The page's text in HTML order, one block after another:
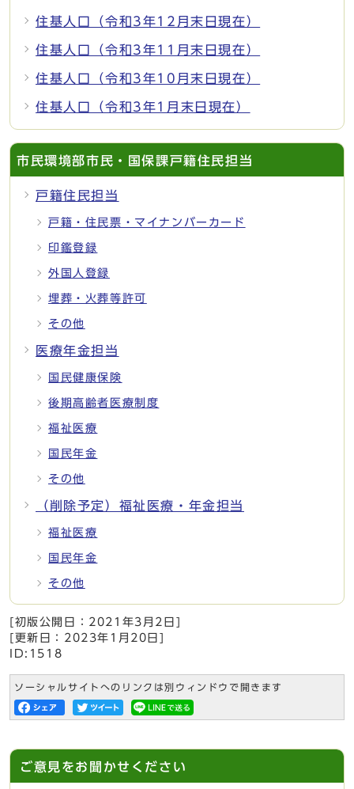
住基人口（令和3年12月末日現在）
住基人口（令和3年11月末日現在）
住基人口（令和3年10月末日現在）
住基人口（令和3年1月末日現在）
市民環境部市民・国保課戸籍住民担当
戸籍住民担当
戸籍・住民票・マイナンバーカード
印鑑登録
外国人登録
埋葬・火葬等許可
その他
医療年金担当
国民健康保険
後期高齢者医療制度
福祉医療
国民年金
その他
（削除予定）福祉医療・年金担当
福祉医療
国民年金
その他
[初版公開日： 2021年3月2日
[更新日： 2023年1月20日
ID:1518
ソーシャルサイトへのリンクは別ウィンドウで開きます
ご意見をお聞かせください